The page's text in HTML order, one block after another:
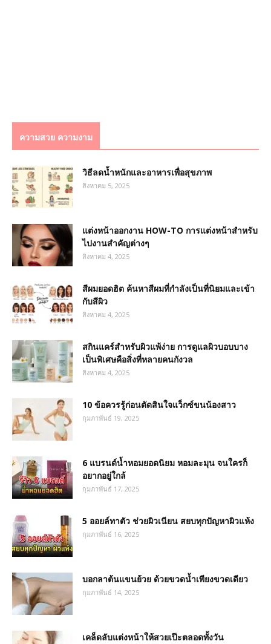
ความสวย ความงาม
วิธีลดน้ำหนักและอาหารเพื่อสุขภาพ
สิงหาคม 5, 2025
แต่งหน้าออกงาน HOW-TO การแต่งหน้าสำหรับ
ไปงานสำคัญต่างๆ
สิงหาคม 4, 2025
สีผมยอดฮิต ค้นหาสีผมที่กำลังเป็นที่นิยมและเข้า
กับสีผิว
สิงหาคม 4, 2025
สกินแคร์สำหรับผิวแพ้ง่าย การดูแลผิวบอบบาง
เป็นพิเศษคือสิ่งที่หลายคนกังวล
สิงหาคม 4, 2025
10 ข้อควรรู้ก่อนตัดสินใจแว็กซ์ขนน้องสาว
กุมภาพันธ์ 19, 2025
6 แบรนด์น้ำหอมยอดนิยม หอมละมุน จนใครก็
อยากอยู่ใกล้
กุมภาพันธ์ 17, 2025
5 ออยล์ทาตัว ช่วยผิวเนียน สยบทุกปัญหาผิวแห้ง
กุมภาพันธ์ 16, 2025
บอกลาต้นแขนย้วย ด้วยขวดน้ำเพียงขวดเดียว
กุมภาพันธ์ 14, 2025
เคล็ดลับแต่งหน้าให้สวยเป๊ะตลอดทั้งวัน